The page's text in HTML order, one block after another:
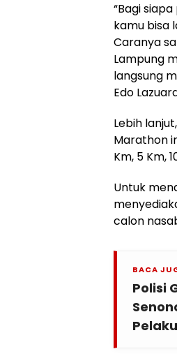
“Bagi
kamu bisa
Caranya
Lampung
langsung
Edo
Lebih
Marathon
Km, 5 Km,
Untuk
calon
BACA
Polisi